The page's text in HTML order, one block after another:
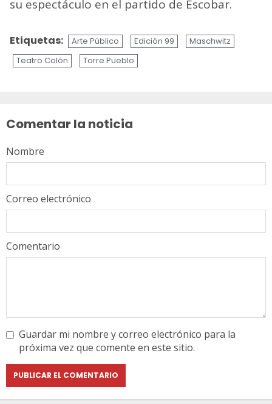
su espectáculo en el partido de Escobar.
Etiquetas: Arte Público Edición 99
Maschwitz
Teatro Colón
Torre Pueblo
Comentar la noticia
Comentario
Nombre
Correo electrónico
Guardar mi nombre y correo electrónico para la
próxima vez que comente en este sitio.